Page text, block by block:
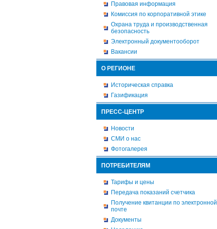
Правовая информация
Комиссия по корпоративной этике
Охрана труда и производственная
безопасность
Электронный документооборот
Вакансии
О РЕГИОНЕ
Историческая справка
Газификация
ПРЕСС-ЦЕНТР
Новости
СМИ о нас
Фотогалерея
ПОТРЕБИТЕЛЯМ
Тарифы и цены
Передача показаний счетчика
Получение квитанции по электронной
почте
Документы